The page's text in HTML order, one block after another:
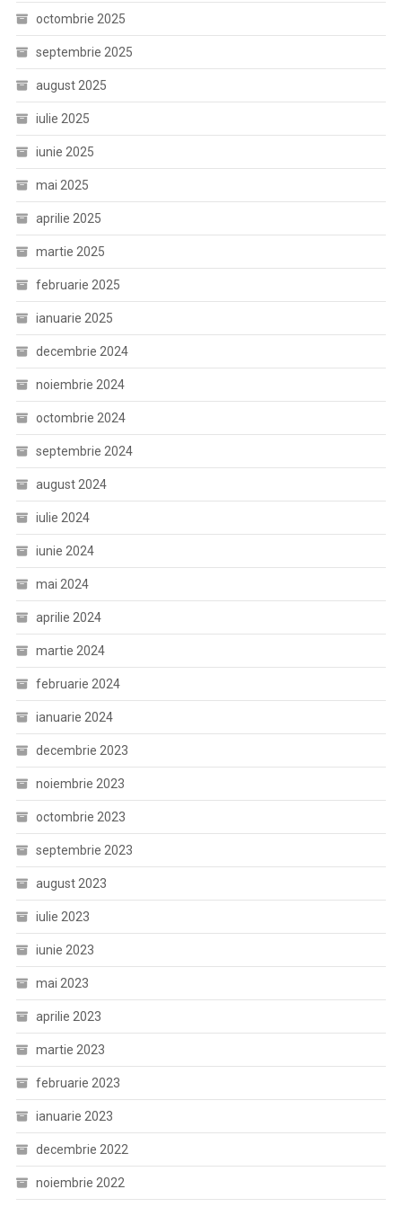
octombrie 2025
septembrie 2025
august 2025
iulie 2025
iunie 2025
mai 2025
aprilie 2025
martie 2025
februarie 2025
ianuarie 2025
decembrie 2024
noiembrie 2024
octombrie 2024
septembrie 2024
august 2024
iulie 2024
iunie 2024
mai 2024
aprilie 2024
martie 2024
februarie 2024
ianuarie 2024
decembrie 2023
noiembrie 2023
octombrie 2023
septembrie 2023
august 2023
iulie 2023
iunie 2023
mai 2023
aprilie 2023
martie 2023
februarie 2023
ianuarie 2023
decembrie 2022
noiembrie 2022